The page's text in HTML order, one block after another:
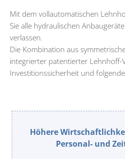
Mit dem vollautomatischen
Sie alle hydraulischen
verlassen.
Die Kombination aus
integrierter patentierter Lehnhoff-
Investitionssicherheit und
Höhere
Personal- und